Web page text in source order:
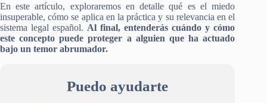
En este artículo, exploraremos en detalle qué es el miedo
insuperable, cómo se aplica en la práctica y su relevancia en el
sistema legal español. Al final, entenderás cuándo y cómo
este concepto puede proteger a alguien que ha actuado
bajo un temor abrumador.
Puedo ayudarte